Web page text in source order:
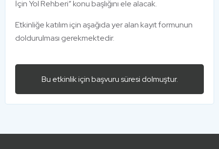
İçin Yol Rehberi” konu başlığını ele alacak.
Etkinliğe katılım için aşağıda yer alan kayıt formunun
doldurulması gerekmektedir.
Bu etkinlik için başvuru süresi dolmuştur.